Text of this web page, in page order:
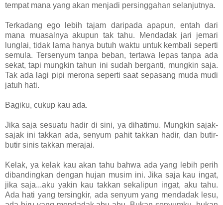
tempat mana yang akan menjadi persinggahan selanjutnya.
Terkadang ego lebih tajam daripada apapun, entah dari
mana muasalnya akupun tak tahu. Mendadak jari jemari
lunglai, tidak lama hanya butuh waktu untuk kembali seperti
semula. Tersenyum tanpa beban, tertawa lepas tanpa ada
sekat, tapi mungkin tahun ini sudah berganti, mungkin saja.
Tak ada lagi pipi merona seperti saat sepasang muda mudi
jatuh hati.
Bagiku, cukup kau ada.
Jika saja sesuatu hadir di sini, ya dihatimu. Mungkin sajak-
sajak ini takkan ada, senyum pahit takkan hadir, dan butir-
butir sinis takkan merajai.
Kelak, ya kelak kau akan tahu bahwa ada yang lebih perih
dibandingkan dengan hujan musim ini. Jika saja kau ingat,
jika saja...aku yakin kau takkan sekalipun ingat, aku tahu.
Ada hati yang tersingkir, ada senyum yang mendadak lesu,